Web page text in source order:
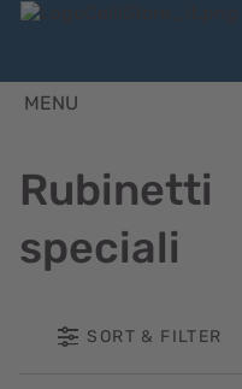
MENU
Rubinetti
speciali
SORT & FILTER